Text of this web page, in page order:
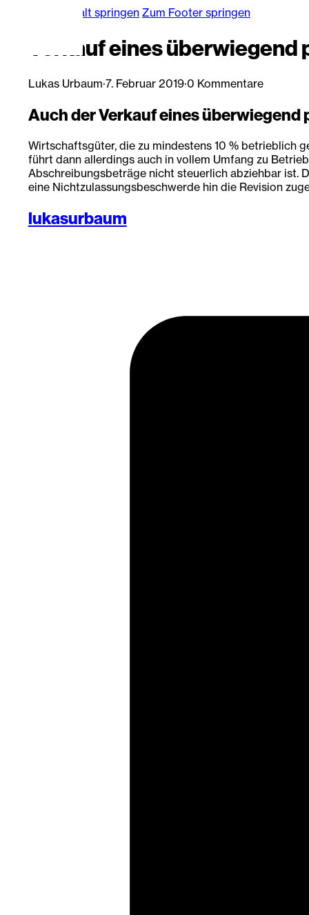
Zum Hauptinhalt springen Zum Footer springen
Verkauf eines
Lukas Urbaum·7. Februar 2019·0 Kommentare
Auch der Verkauf eines
Wirtschaftsgüter, die zu mindestens 10 % betrieblich
führt dann allerdings auch in vollem Umfang zu
Abschreibungsbeträge nicht steuerlich abziehbar ist.
eine Nichtzulassungsbeschwerde hin die Revision
lukasurbaum